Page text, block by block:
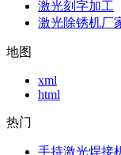
激光刻字加工
激光除锈机厂
地图
xml
html
热门
手持激光焊接